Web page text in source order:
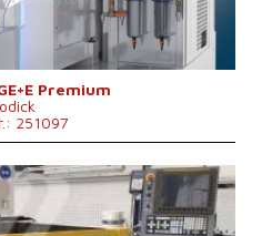
150 mm
500 kg
2190x2590x2230mm mm
3400 kg
nein
Premium
251097